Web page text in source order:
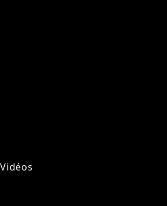
Vidéos